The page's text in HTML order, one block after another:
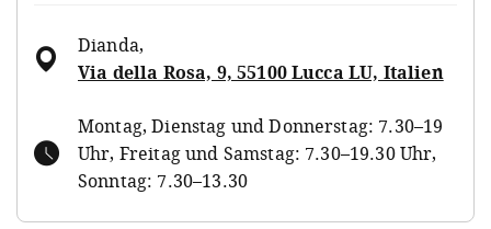
Dianda,
Via della Rosa, 9, 55100 Lucca LU, Italien
Montag, Dienstag und Donnerstag: 7.30–19
Uhr, Freitag und Samstag: 7.30–19.30 Uhr,
Sonntag: 7.30–13.30